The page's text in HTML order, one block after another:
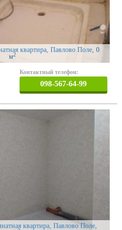
квартира, Павлово Поле, 0
м2
Контактный телефон:
098-567-64-99
квартира, Павлово Поле,